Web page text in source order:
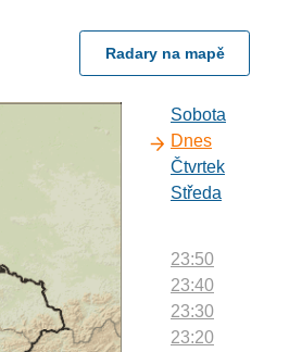
Radary na mapě
Sobota
Dnes
Čtvrtek
Středa
23:50
23:40
23:30
23:20